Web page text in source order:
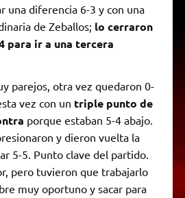
una diferencia 6-3 y con una
de Zeballos; lo cerraron
para ir a una tercera
parejos, otra vez quedaron 0-
vez con un triple punto de
porque estaban 5-4 abajo.
y dieron vuelta la
5-5. Punto clave del partido.
pero tuvieron que trabajarlo
muy oportuno y sacar para